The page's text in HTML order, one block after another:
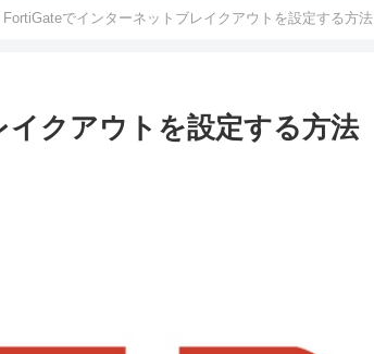
FortiGateでインターネットブレイクアウトを設定する方法
クアウトを設定する方法